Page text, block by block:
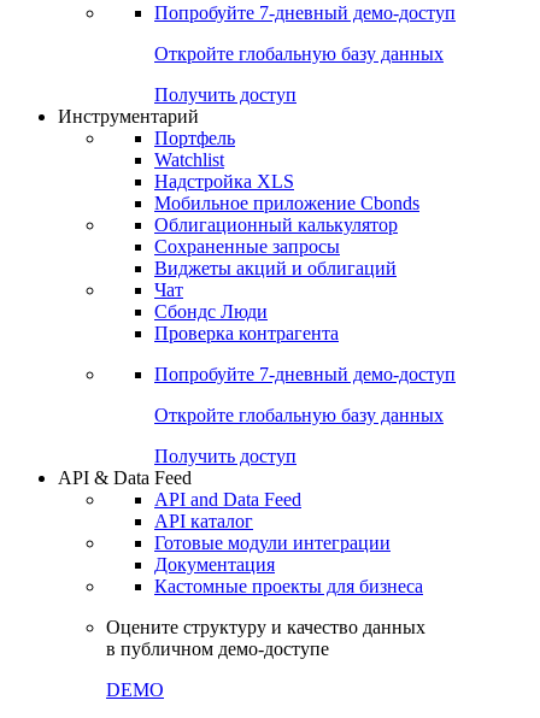
Попробуйте 7-дневный демо-доступ
Откройте глобальную базу данных
Получить доступ
Инструментарий
Портфель
Watchlist
Надстройка XLS
Мобильное приложение Cbonds
Облигационный калькулятор
Сохраненные запросы
Виджеты акций и облигаций
Чат
Сбондс Люди
Проверка контрагента
Попробуйте 7-дневный демо-доступ
Откройте глобальную базу данных
Получить доступ
API & Data Feed
API and Data Feed
API каталог
Готовые модули интеграции
Документация
Кастомные проекты для бизнеса
Оцените структуру и качество данных
в публичном демо-доступе
DEMO